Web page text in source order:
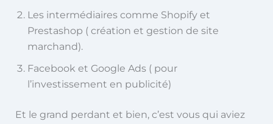
Les intermédiaires comme Shopify et
Prestashop ( création et gestion de site
marchand).
Facebook et Google Ads ( pour
l’investissement en publicité)
Et le grand perdant et bien, c’est vous qui aviez